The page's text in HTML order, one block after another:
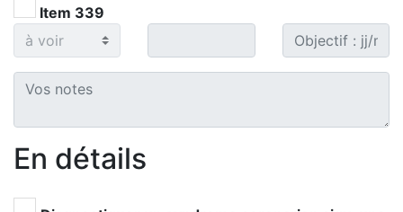
Item 339
En détails